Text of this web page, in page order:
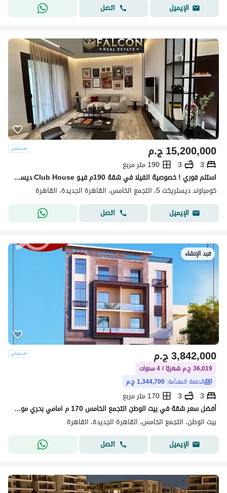
الإيميل
اتصل
ج.م15,200,000
3
3
190 متر مربع
استلم فوري ! خصوصية الفيلا في شقة 190م فيـو Club House ديستريكت 5 للبيع District 5 بجوار نيو قطامية وميفيدا ودقائق من تاج سيتي وماونتن فيو التجمع
كومباوند ديستريكت 5، التجمع الخامس، القاهرة الجديدة، القاهرة
الإيميل
اتصل
قيد الإنشاء
ج.م3,842,000
36,019 ج.م شهريًا / 4 سنوات
الدفعة المقدّمة: 1,344,700 ج.م
3
3
170 متر مربع
أفضل سعر شقة في بيت الوطن التجمع الخامس 170 م امامي بحري موقع مميز في الحي الخامس بمقدم 35 % وباقي على48 شهر
بيت الوطن، التجمع الخامس، القاهرة الجديدة، القاهرة
الإيميل
اتصل